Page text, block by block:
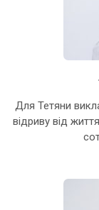
Для Тетяни
відриву від